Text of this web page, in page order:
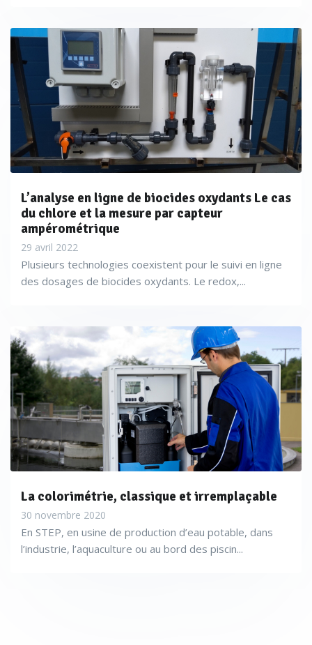
L’analyse en ligne de biocides oxydants Le cas
du chlore et la mesure par capteur
ampérométrique
29 avril 2022
Plusieurs technologies coexistent pour le suivi en ligne
des dosages de biocides oxydants. Le redox,...
La colorimétrie, classique et irremplaçable
30 novembre 2020
En STEP, en usine de production d’eau potable, dans
l’industrie, l’aquaculture ou au bord des piscin...